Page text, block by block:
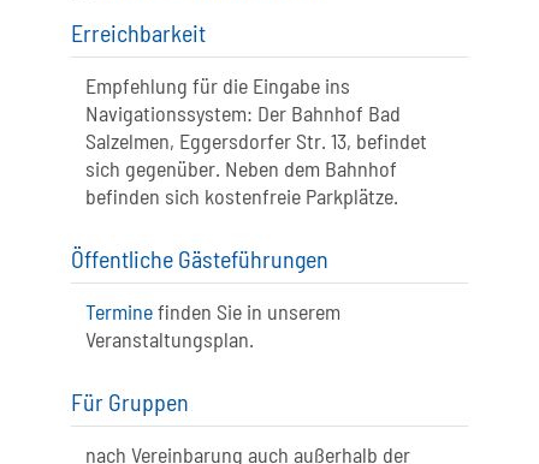
Erreichbarkeit
Empfehlung für die Eingabe ins
Navigationssystem: Der Bahnhof Bad
Salzelmen, Eggersdorfer Str. 13, befindet
sich gegenüber. Neben dem Bahnhof
befinden sich kostenfreie Parkplätze.
Öffentliche Gästeführungen
Terminefinden Sie in unserem
Veranstaltungsplan.
Für Gruppen
nach Vereinbarung auch außerhalb der